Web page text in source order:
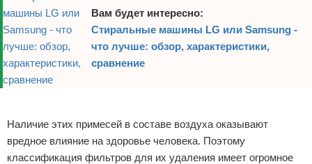
Вам будет интересно:
Стиральные машины LG или Samsung -
что лучше: обзор, характеристики,
сравнение
Наличие этих примесей в составе воздуха оказывают
вредное влияние на здоровье человека. Поэтому
классификация фильтров для их удаления имеет огромное